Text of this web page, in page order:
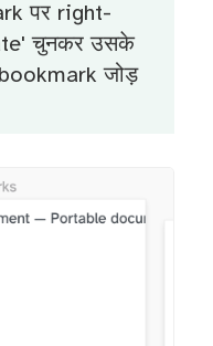
पर right-
चुनकर उसके
जोड़